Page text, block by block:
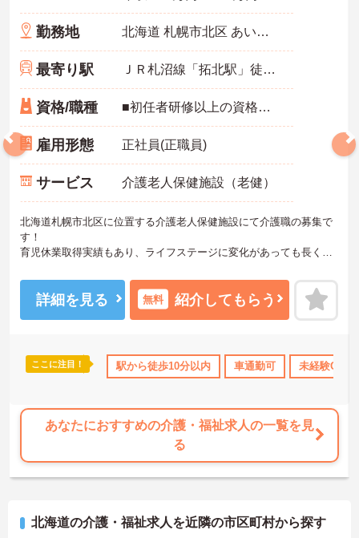
通費支給
勤務地 北海道 札幌市北区 あいの里２条１丁目２０－１
最寄り駅 ＪＲ札沼線「拓北駅」徒歩8分
資格/職種 ■初任者研修以上の資格をお持ちの方 ■経験不問
雇用形態 正社員(正職員)
サービス 介護老人保健施設（老健）
北海道札幌市北区に位置する介護老人保健施設にて介護職の募集で
す！
育児休業取得実績もあり、ライフステージに変化があっても長くお
ご興味ある方には、面接対策ポイントなど、さらに詳細をお話しい
たしますのでお気軽にご相談ください！
詳細を見る 無料 紹介してもらう
ここに注目！ 駅から徒歩10分以内 車通勤可 未経験OK
あなたにおすすめの介護・福祉求人の一覧を見
る
北海道の介護・福祉求人を近隣の市区町村から探す